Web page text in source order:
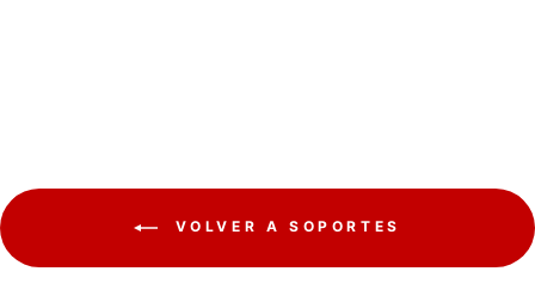
VOLVER A SOPORTES